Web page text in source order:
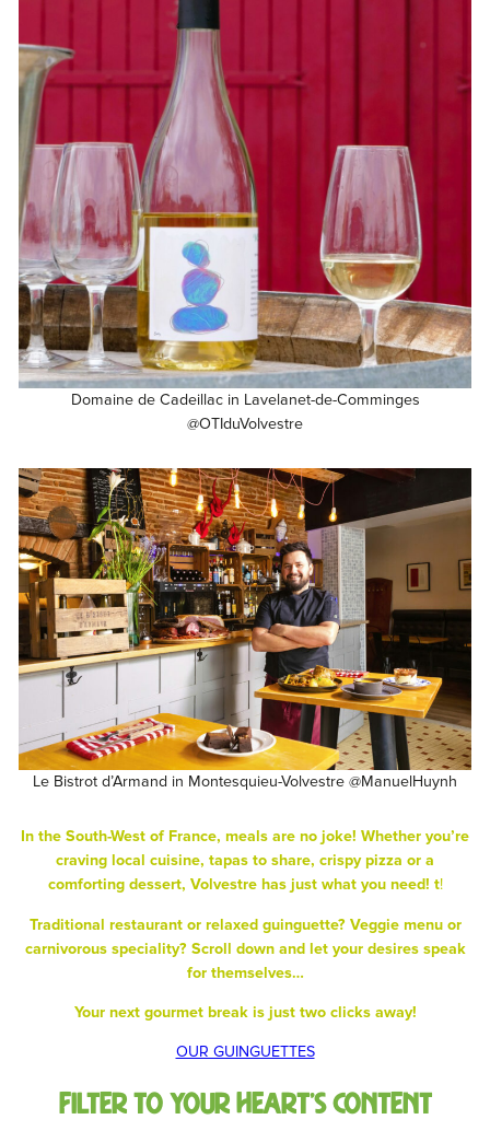
Domaine de Cadeillac in Lavelanet-de-Comminges
@OTIduVolvestre
Le Bistrot d’Armand in Montesquieu-Volvestre @ManuelHuynh
In the South-West of France, meals are no joke! Whether you’re
craving local cuisine, tapas to share, crispy pizza or a
comforting dessert, Volvestre has just what you need! t!
Traditional restaurant or relaxed guinguette? Veggie menu or
carnivorous speciality? Scroll down and let your desires speak
for themselves…
Your next gourmet break is just two clicks away!
OUR GUINGUETTES
Filter to your heart’s content